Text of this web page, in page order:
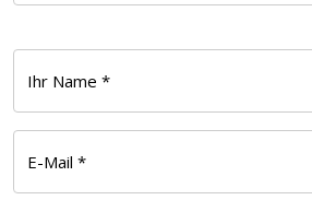
Ihr Name *
E-Mail *